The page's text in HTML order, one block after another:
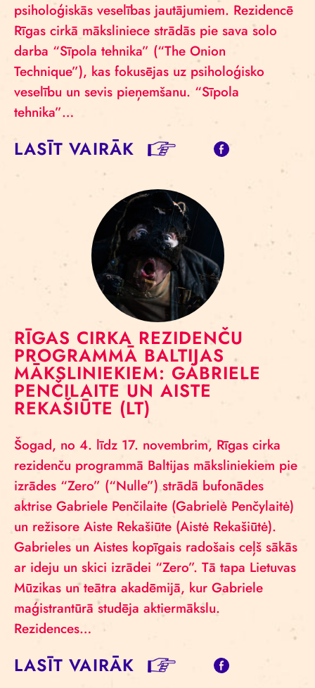
psiholoģiskās veselības jautājumiem. Rezidencē
Rīgas cirkā māksliniece strādās pie sava solo
darba “Sīpola tehnika” (“The Onion
Technique”), kas fokusējas uz psiholoģisko
veselību un sevis pieņemšanu. “Sīpola
tehnika”…
LASĪT VAIRĀK
RĪGAS CIRKA REZIDENČU
PROGRAMMĀ BALTIJAS
MĀKSLINIEKIEM: GABRIELE
PENČILAITE UN AISTE
REKAŠIŪTE (LT)
Šogad, no 4. līdz 17. novembrim, Rīgas cirka
rezidenču programmā Baltijas māksliniekiem pie
izrādes “Zero” (“Nulle”) strādā bufonādes
aktrise Gabriele Penčilaite (Gabrielė Penčylaitė)
un režisore Aiste Rekašiūte (Aistė Rekašiūtė).
Gabrieles un Aistes kopīgais radošais ceļš sākās
ar ideju un skici izrādei “Zero”. Tā tapa Lietuvas
Mūzikas un teātra akadēmijā, kur Gabriele
maģistrantūrā studēja aktiermākslu.
Rezidences…
LASĪT VAIRĀK